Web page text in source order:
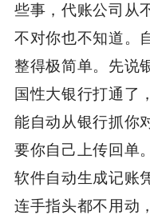
些事，代账公司从
不对你也不知道。
整得极简单。先说
国性大银行打通了
能自动从银行抓你
要你自己上传回单
软件自动生成记账
连手指头都不用动